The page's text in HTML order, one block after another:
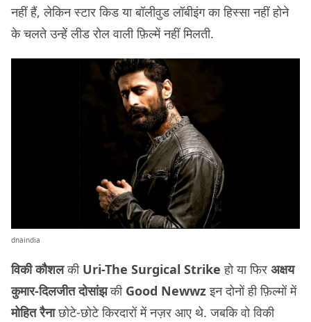
नहीं हैं, लेकिन स्टार किड या बॉलीवुड लॉबीइंग का हिस्सा नहीं होने
के चलते उन्हें लीड रोल वाली फ़िल्में नहीं मिलती.
dnaindia
विकी कौशलकी Uri-The Surgical Strike हो या फिर अक्षय
कुमार-दिलजीत दोसांझकी Good Newwzइन दोनों ही फ़िल्मों में
मोहित रैनाछोटे-छोटे किरदारों में नज़र आए थे. जबकि वो विकी